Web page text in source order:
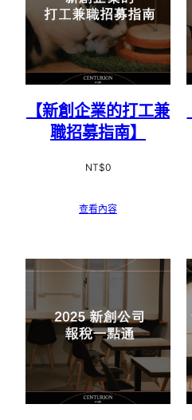
【新創企業的打工兼
職招募指南】
NT$0
查看內容